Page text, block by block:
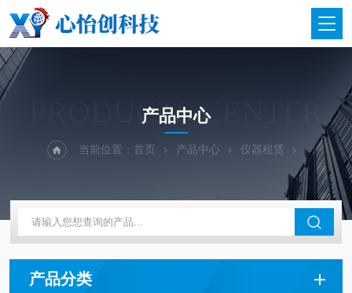
PRODUCTS CENTER
产品中心
当前位置： 首页 产品中心 仪器租赁
产品分类